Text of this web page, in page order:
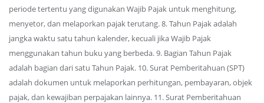
periode tertentu yang digunakan Wajib Pajak untuk menghitung,
menyetor, dan melaporkan pajak terutang. 8. Tahun Pajak adalah
jangka waktu satu tahun kalender, kecuali jika Wajib Pajak
menggunakan tahun buku yang berbeda. 9. Bagian Tahun Pajak
adalah bagian dari satu Tahun Pajak. 10. Surat Pemberitahuan (SPT)
adalah dokumen untuk melaporkan perhitungan, pembayaran, objek
pajak, dan kewajiban perpajakan lainnya. 11. Surat Pemberitahuan